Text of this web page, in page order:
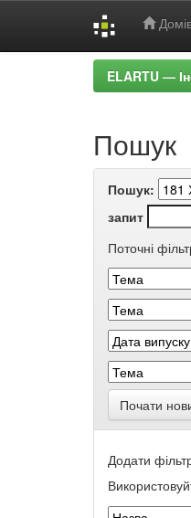
ELARTU —
Пошук
Пошук:
запит
Поточні
Почати
Додати